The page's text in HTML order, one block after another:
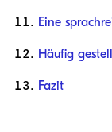
Eine
Häufig
Fazit